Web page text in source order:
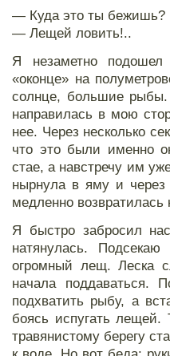
— Куда это ты бежишь?
— Лещей ловить!..
Я незаметно
«оконце» на
солнце, большие
направилась в мою
нее. Через несколько
что это были именно
стае, а навстречу им
нырнула в яму и через
медленно
Я быстро забросил
натянулась.
огромный лещ. Леска
начала поддаваться.
подхватить рыбу, а
боясь испугать
травянистому берегу